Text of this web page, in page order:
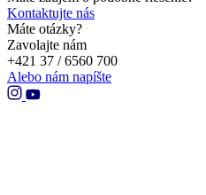
Kontaktujte nás
Máte otázky?
Zavolajte nám
+421 37 / 6560 700
Alebo nám napíšte